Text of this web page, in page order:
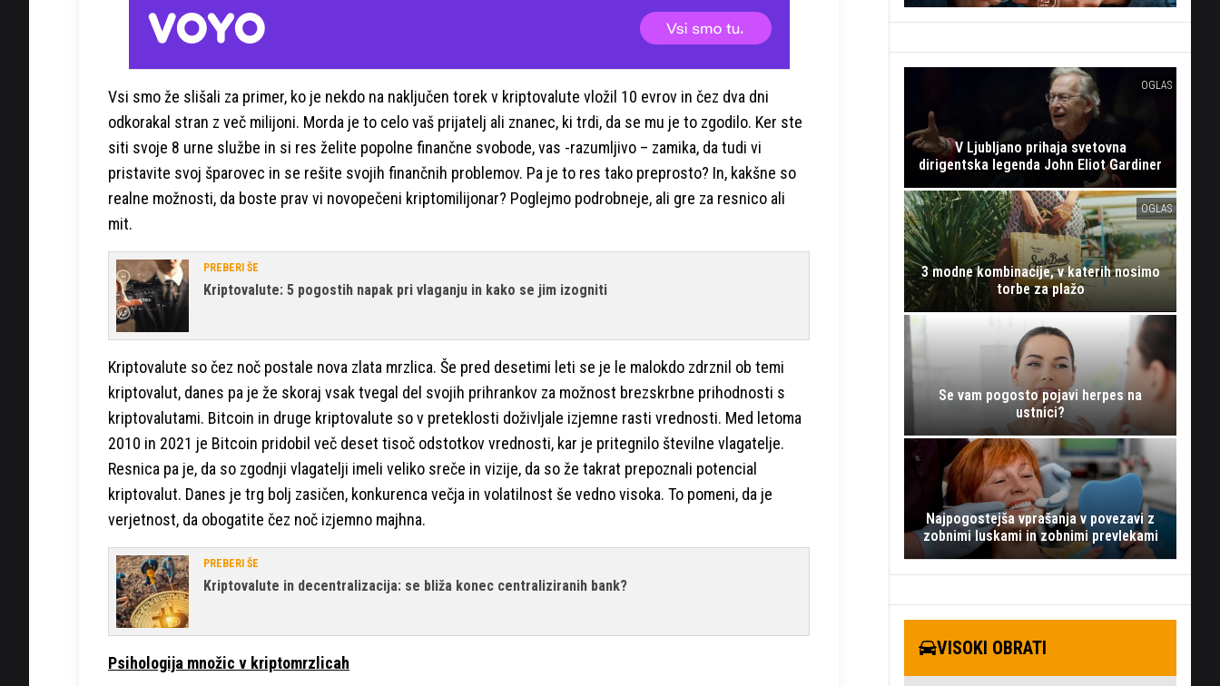
Vsi smo že slišali za primer, ko je nekdo na naključen torek v kriptovalute vložil 10 evrov in čez dva dni
odkorakal stran z več milijoni. Morda je to celo vaš prijatelj ali znanec, ki trdi, da se mu je to zgodilo. Ker ste
siti svoje 8 urne službe in si res želite popolne finančne svobode, vas -razumljivo – zamika, da tudi vi
pristavite svoj šparovec in se rešite svojih finančnih problemov. Pa je to res tako preprosto? In, kakšne so
realne možnosti, da boste prav vi novopečeni kriptomilijonar? Poglejmo podrobneje, ali gre za resnico ali
mit.
PREBERI ŠE
Kriptovalute: 5 pogostih napak pri vlaganju in kako se jim izogniti
Kriptovalute so čez noč postale nova zlata mrzlica. Še pred desetimi leti se je le malokdo zdrznil ob temi
kriptovalut, danes pa je že skoraj vsak tvegal del svojih prihrankov za možnost brezskrbne prihodnosti s
kriptovalutami. Bitcoin in druge kriptovalute so v preteklosti doživljale izjemne rasti vrednosti. Med letoma
2010 in 2021 je Bitcoin pridobil več deset tisoč odstotkov vrednosti, kar je pritegnilo številne vlagatelje.
Resnica pa je, da so zgodnji vlagatelji imeli veliko sreče in vizije, da so že takrat prepoznali potencial
kriptovalut. Danes je trg bolj zasičen, konkurenca večja in volatilnost še vedno visoka. To pomeni, da je
verjetnost, da obogatite čez noč izjemno majhna.
PREBERI ŠE
Kriptovalute in decentralizacija: se bliža konec centraliziranih bank?
Psihologija množic v kriptomrzlicah
OGLAS
V Ljubljano prihaja svetovna
dirigentska legenda John Eliot Gardiner
OGLAS
3 modne kombinacije, v katerih nosimo
torbe za plažo
Se vam pogosto pojavi herpes na
ustnici?
Najpogostejša vprašanja v povezavi z
zobnimi luskami in zobnimi prevlekami
VISOKI OBRATI